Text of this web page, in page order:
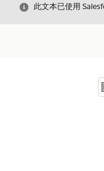
关闭
此文本已使用